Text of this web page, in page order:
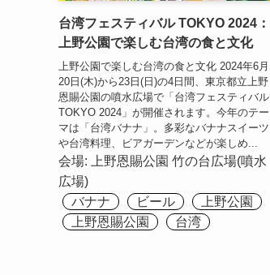
台湾フェスティバル TOKYO 2024：
上野公園で楽しむ台湾の食と文化
上野公園で楽しむ台湾の食と文化 2024年6月
20日(木)から23日(日)の4日間、東京都立上野
恩賜公園の噴水広場で「台湾フェスティバル
TOKYO 2024」が開催されます。今年のテー
マは「台湾バナナ」。多彩なバナナスイーツ
や台湾料理、ビアガーデンなどが楽しめ...
会場:
上野恩賜公園 竹の台広場(噴水
広場)
バナナ
ビール
上野公園
上野恩賜公園
台湾